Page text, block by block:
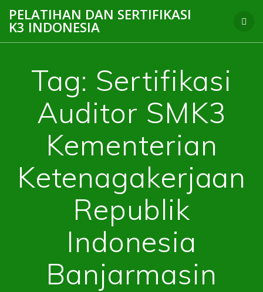
to
PELATIHAN DAN SERTIFIKASI
K3 INDONESIA
Tag: Sertifikasi
Auditor SMK3
Kementerian
Ketenagakerjaan
Republik
Indonesia
Banjarmasin